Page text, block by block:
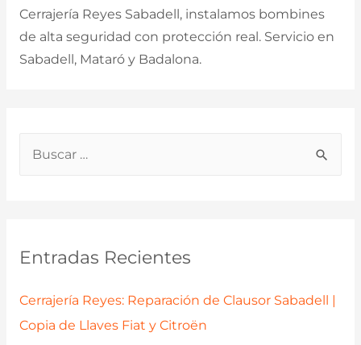
p
o
Entradas Recientes
Cerrajería Reyes: Reparación de Clausor Sabadell |
Copia de Llaves Fiat y Citroën
Cerrajería Reyes Sabadell, instalamos bombines
de alta seguridad con protección real. Servicio en
Sabadell, Mataró y Badalona.